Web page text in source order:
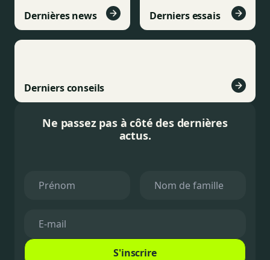
Dernières news Derniers essais
Derniers conseils
Ne passez pas à côté des dernières
actus.
S'inscrire